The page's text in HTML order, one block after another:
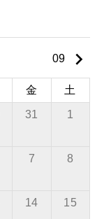
09 keyboard_arrow_right
金 土
31 1
7 8
14 15